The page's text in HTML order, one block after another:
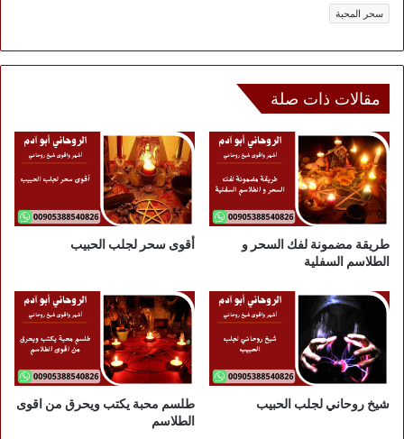
سحر المحبة
مقالات ذات صلة
طريقة مضمونة لفك السحر و
الطلاسم السفلية
أقوى سحر لجلب الحبيب
شيخ روحاني لجلب الحبيب
طلسم محبة يكتب ويحرق من اقوى
الطلاسم